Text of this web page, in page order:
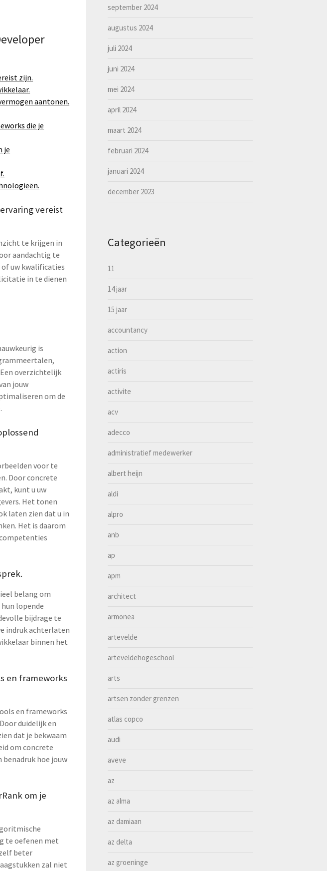
zijn.
aantonen.
die je
je
vereist
te krijgen in
aandachtig te
of uw kwalificaties
in te dienen
is
overzichtelijk
jouw
om de
voor te
Door concrete
kunt u uw
Het tonen
laten zien dat u in
Het is daarom
belang om
lopende
bijdrage te
indruk achterlaten
binnen het
en frameworks
en frameworks
duidelijk en
dat je bekwaam
om concrete
hoe jouw
om je
te oefenen met
beter
zal niet
september 2024
augustus 2024
juli 2024
juni 2024
mei 2024
april 2024
maart 2024
februari 2024
januari 2024
december 2023
Categorieën
11
14 jaar
15 jaar
accountancy
action
actiris
activite
acv
adecco
administratief medewerker
albert heijn
aldi
alpro
anb
ap
apm
architect
armonea
artevelde
arteveldehogeschool
arts
artsen zonder grenzen
atlas copco
audi
aveve
az
az alma
az damiaan
az delta
az groeninge